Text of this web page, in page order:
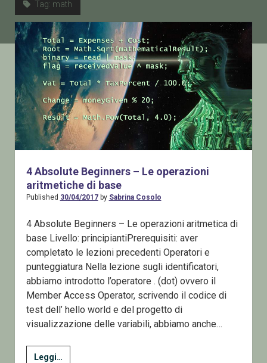
Home
Chi sono
Contatto
Tag: math
4 Absolute Beginners – Le operazioni
aritmetiche di base
Published 30/04/2017by Sabrina Cosolo
4 Absolute Beginners – Le operazioni aritmetica di
base Livello: principiantiPrerequisiti: aver
completato le lezioni precedenti Operatori e
punteggiatura Nella lezione sugli identificatori,
abbiamo introdotto l’operatore . (dot) ovvero il
Member Access Operator, scrivendo il codice di
test dell’ hello world e del progetto di
visualizzazione delle variabili, abbiamo anche…
Leggi…